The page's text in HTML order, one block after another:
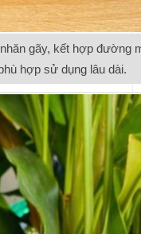
gãy, kết hợp đường
hợp sử dụng lâu dài.